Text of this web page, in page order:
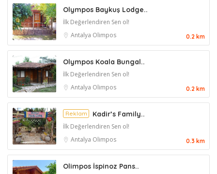
Olympos Baykuş Lodge..
İlk Değerlendiren Sen ol!
Antalya Olimpos 0.2 km
Olympos Koala Bungal..
İlk Değerlendiren Sen ol!
Antalya Olimpos 0.2 km
Reklam Kadir’s Family..
İlk Değerlendiren Sen ol!
Antalya Olimpos 0.3 km
Olimpos İspinoz Pans..